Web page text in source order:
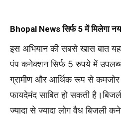
Bhopal Newsसिर्फ ₹5 में मिलेगा
इस अभियान की सबसे खास बात
पंप कनेक्शन सिर्फ 5 रुपये में
ग्रामीण और आर्थिक रूप से
फायदेमंद साबित हो सकती
ज्यादा से ज्यादा लोग वैध